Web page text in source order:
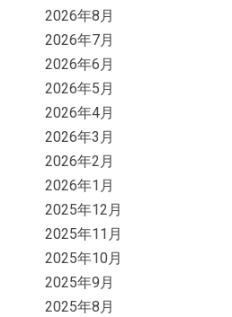
2026年8月
2026年7月
2026年6月
2026年5月
2026年4月
2026年3月
2026年2月
2026年1月
2025年12月
2025年11月
2025年10月
2025年9月
2025年8月